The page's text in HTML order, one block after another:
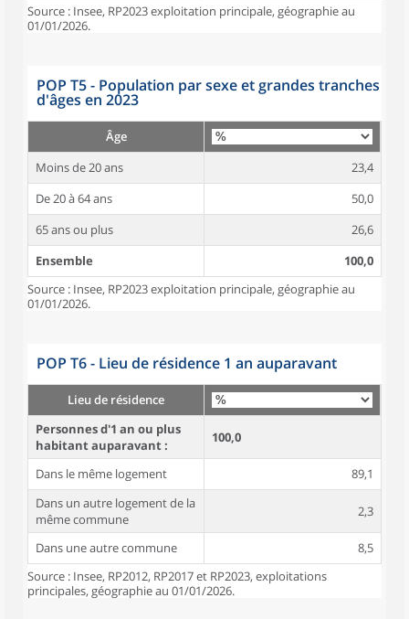
Source : Insee, RP2023 exploitation principale, géographie au
01/01/2026.
POP T5 - Population par sexe et grandes tranches
d'âges en 2023
Âge
Moins de 20 ans
23,4
De 20 à 64 ans
50,0
65 ans ou plus
26,6
Ensemble
100,0
Source : Insee, RP2023 exploitation principale, géographie au
01/01/2026.
POP T6 - Lieu de résidence 1 an auparavant
Lieu de résidence
Personnes d'1 an ou plus
habitant auparavant :
100,0
Dans le même logement
89,1
Dans un autre logement de la
même commune
2,3
Dans une autre commune
8,5
Source : Insee, RP2012, RP2017 et RP2023, exploitations
principales, géographie au 01/01/2026.